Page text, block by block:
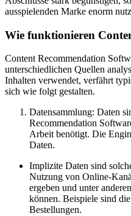
ausspielenden Marke enorm
Wie funktionieren
Content Recommendation
unterschiedlichen Quellen
Inhalten verwendet, verfährt
sich wie folgt gestalten.
Datensammlung: Daten
Recommendation
Arbeit benötigt. Die
Daten.
Implizite Daten sind
Nutzung von Online-
ergeben und unter
können. Beispiele sind
Bestellungen.